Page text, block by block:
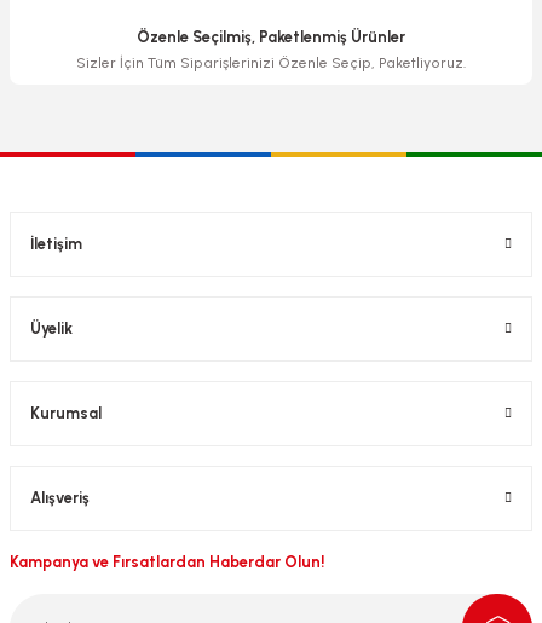
Özenle Seçilmiş, Paketlenmiş Ürünler
Sizler İçin Tüm Siparişlerinizi Özenle Seçip, Paketliyoruz.
İletişim
Üyelik
Kurumsal
Alışveriş
Kampanya ve Fırsatlardan Haberdar Olun!